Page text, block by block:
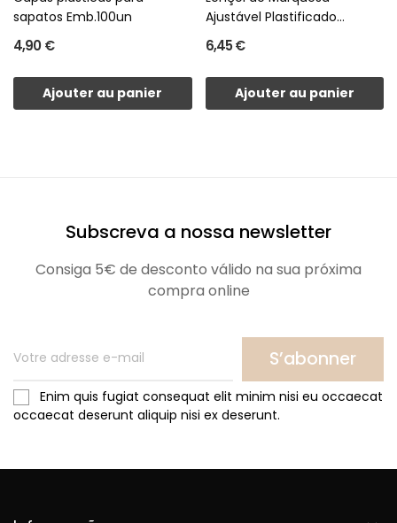
sapatos Emb.100un
4,90 €
Ajouter au panier
Ajustável Plastificado
emb/5un
6,45 €
Ajouter au panier
Subscreva a nossa newsletter
Consiga 5€ de desconto válido na sua próxima
compra online
S’abonner
Enim quis fugiat consequat elit minim nisi eu occaecat
occaecat deserunt aliquip nisi ex deserunt.